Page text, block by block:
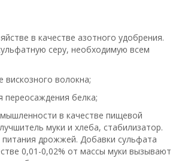
в качестве азотного удобрения.
серу, необходимую всем
вискозного волокна;
переосаждения белка;
в качестве пищевой
муки и хлеба, стабилизатор.
питания дрожжей. Добавки сульфата
0,01-0,02% от массы муки вызывают